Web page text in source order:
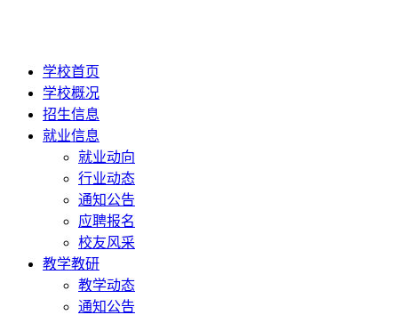
学校首页
学校概况
招生信息
就业信息
就业动向
行业动态
通知公告
应聘报名
校友风采
教学教研
教学动态
通知公告